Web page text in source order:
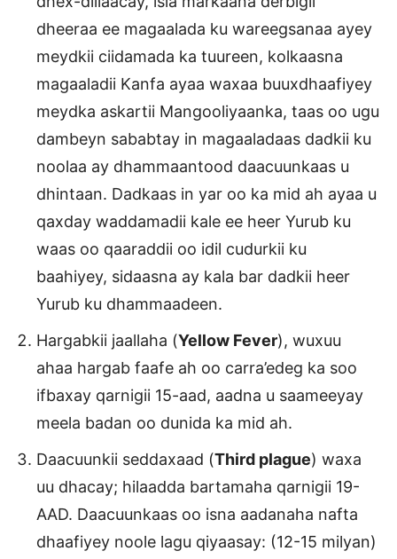
dheeraa ee magaalada ku wareegsanaa ayey
meydkii ciidamada ka tuureen, kolkaasna
magaaladii Kanfa ayaa waxaa buuxdhaafiyey
meydka askartii Mangooliyaanka, taas oo ugu
dambeyn sababtay in magaaladaas dadkii ku
noolaa ay dhammaantood daacuunkaas u
dhintaan. Dadkaas in yar oo ka mid ah ayaa u
qaxday waddamadii kale ee heer Yurub ku
waas oo qaaraddii oo idil cudurkii ku
baahiyey, sidaasna ay kala bar dadkii heer
Yurub ku dhammaadeen.
Hargabkii jaallaha (Yellow Fever), wuxuu
ahaa hargab faafe ah oo carra’edeg ka soo
ifbaxay qarnigii 15-aad, aadna u saameeyay
meela badan oo dunida ka mid ah.
Daacuunkii seddaxaad (Third plague) waxa
uu dhacay; hilaadda bartamaha qarnigii 19-
AAD. Daacuunkaas oo isna aadanaha nafta
dhaafiyey noole lagu qiyaasay: (12-15 milyan)